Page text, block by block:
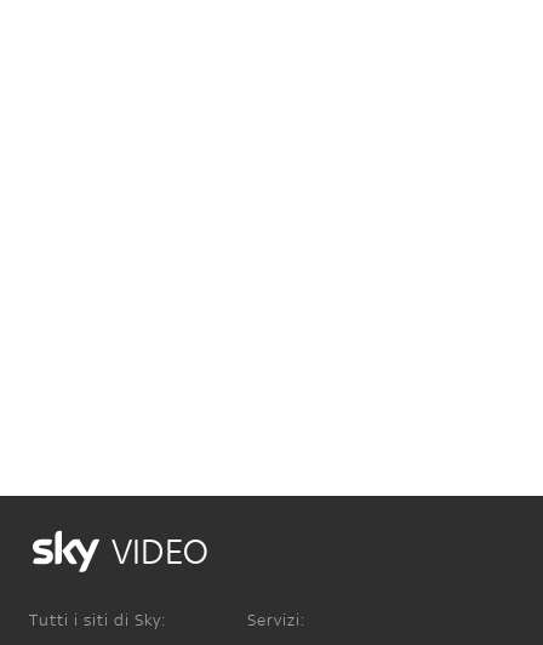
VIDEO
Tutti i siti di Sky: Servizi: